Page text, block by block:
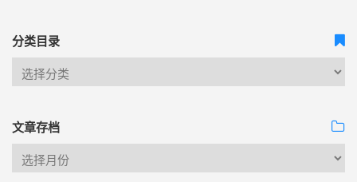
分类目录
文章存档